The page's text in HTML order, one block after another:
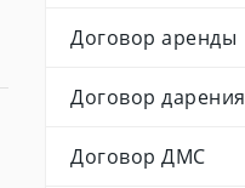
Договор аренды
Договор дарения
Договор ДМС